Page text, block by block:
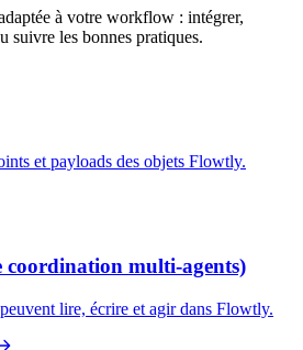
à votre workflow : intégrer,
suivre les bonnes pratiques.
et payloads des objets Flowtly.
coordination multi-agents)
lire, écrire et agir dans Flowtly.